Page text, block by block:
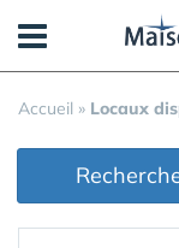
Accueil » Locaux
Panneau de gestion